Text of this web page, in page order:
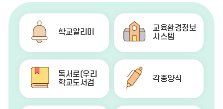
학교알리미
교육환경정보
시스템
독서로(우리
학교도서검
각종양식